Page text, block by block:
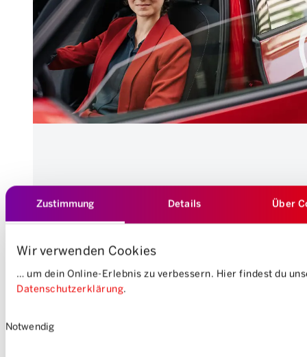
Zustimmung Details Über
Wir verwenden Cookies
… um dein Online-Erlebnis zu verbessern. Hier findest du
Datenschutzerklärung.
Notwendig